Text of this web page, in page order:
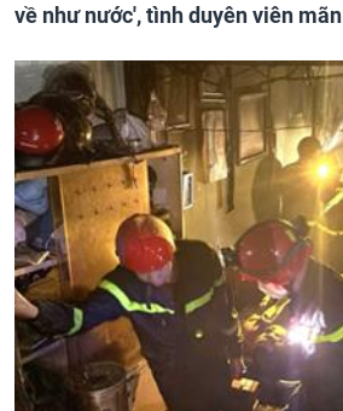
về như nước', tình duyên viên mãn